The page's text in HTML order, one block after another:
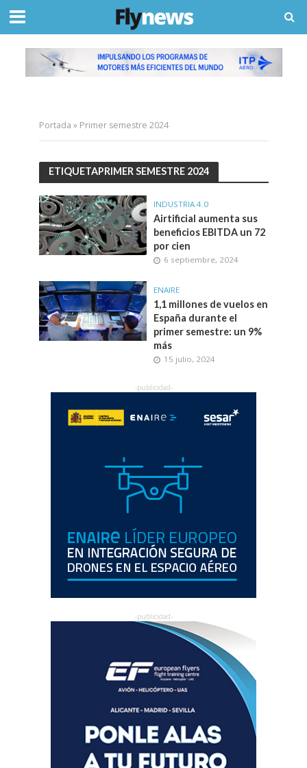
Portada » Primer semestre 2024
ETIQUETAPRIMER SEMESTRE 2024
INDUSTRIA 4.0
Airtificial aumenta sus
beneficios EBITDA un 72
por cien
6 septiembre, 2024
ENAIRE
1,1 millones de vuelos en
España durante el
primer semestre: un 9%
más
15 julio, 2024